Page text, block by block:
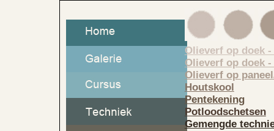
Olieverf op doek
Olieverf op doek
Olieverf op
Houtskool
Pentekening
Potloodschetsen
Gemengde